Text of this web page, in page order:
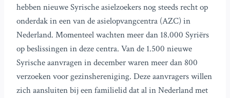
hebben nieuwe Syrische asielzoekers nog steeds recht op
onderdak in een van de asielopvangcentra (AZC) in
Nederland. Momenteel wachten meer dan 18.000 Syriërs
op beslissingen in deze centra. Van de 1.500 nieuwe
Syrische aanvragen in december waren meer dan 800
verzoeken voor gezinshereniging. Deze aanvragers willen
zich aansluiten bij een familielid dat al in Nederland met